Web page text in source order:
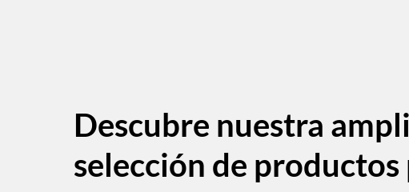
Descubre nuestra
selección de productos